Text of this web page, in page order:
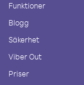
Funktioner
Blogg
Säkerhet
Viber Out
Priser